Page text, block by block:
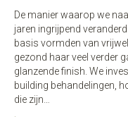
De manier waarop we
jaren ingrijpend
basis vormden van
gezond haar veel verder
glanzende finish. We
building behandelingen,
die zijn…